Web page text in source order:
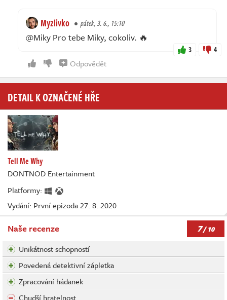
Myzlivko pátek, 3. 6., 15:10
@Miky Pro tebe Miky, cokoliv. 🔥
3 4
Odpovědět
DETAIL K OZNAČENÉ HŘE
Tell Me Why
DONTNOD Entertainment
Platformy:
Vydání: První epizoda 27. 8. 2020
Naše recenze 7/ 10
Unikátnost schopností
Povedená detektivní zápletka
Zpracování hádanek
Chudší hratelnost